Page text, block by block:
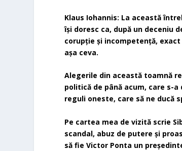
Klaus Iohannis: La această
își doresc ca, după un deceniu
corupție și incompetență,
așa ceva.
Alegerile din această toamnă
politică de până acum, care s-
reguli oneste, care să ne ducă
Pe cartea mea de vizită scrie
scandal, abuz de putere și
să fie Victor Ponta un